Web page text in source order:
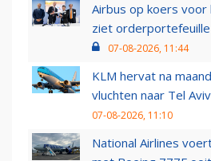
Airbus op koers
ziet
07-08-2026, 11:44
KLM hervat na
vluchten naar Tel Aviv
07-08-2026, 11:10
National Airlines